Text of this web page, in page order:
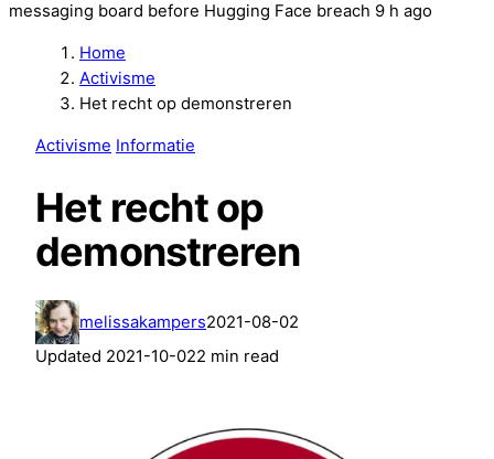
messaging board before Hugging Face breach 9 h ago
Home
Activisme
Het recht op demonstreren
Activisme Informatie
Het recht op
demonstreren
melissakampers2021-08-02
Updated 2021-10-022 min read